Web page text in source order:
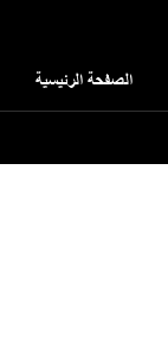
الصفحة الرئيسية